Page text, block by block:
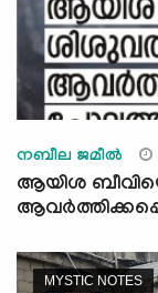
നബീല ജമീല്‍
ആയിശ
MYSTIC NOTES